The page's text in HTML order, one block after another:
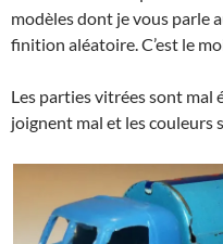
modèles dont je vous parle
finition aléatoire. C’est le
Les parties vitrées sont mal
joignent mal et les couleurs